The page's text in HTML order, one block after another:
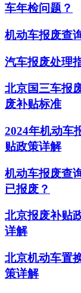
车年检问题？
机动车报废查
汽车报废处理
北京国三车报
废补贴标准
2024年机动车
贴政策详解
机动车报废查
已报废？
北京报废补贴
详解
北京机动车置
策详解